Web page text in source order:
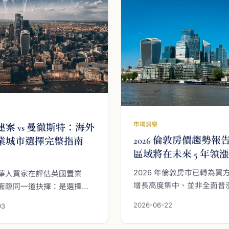
案 vs 曼徹斯特：海外
城市選擇完整指南
人買家在評估英國置業
臨同一道抉擇：是選擇倫
球最深的流動性、更廣的
市場洞察
2026 倫敦房價趨勢報
區域將在未來 5 年領
2026 年倫敦房市已轉為買
增長高度集中、並非全面普
Barking 到 Tottenham，逐
2026-06-22